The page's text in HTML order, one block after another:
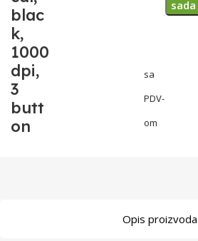
blac
k,
1000
dpi,
3
butt
on
sa
PDV-
om
sada
Opis proizvoda